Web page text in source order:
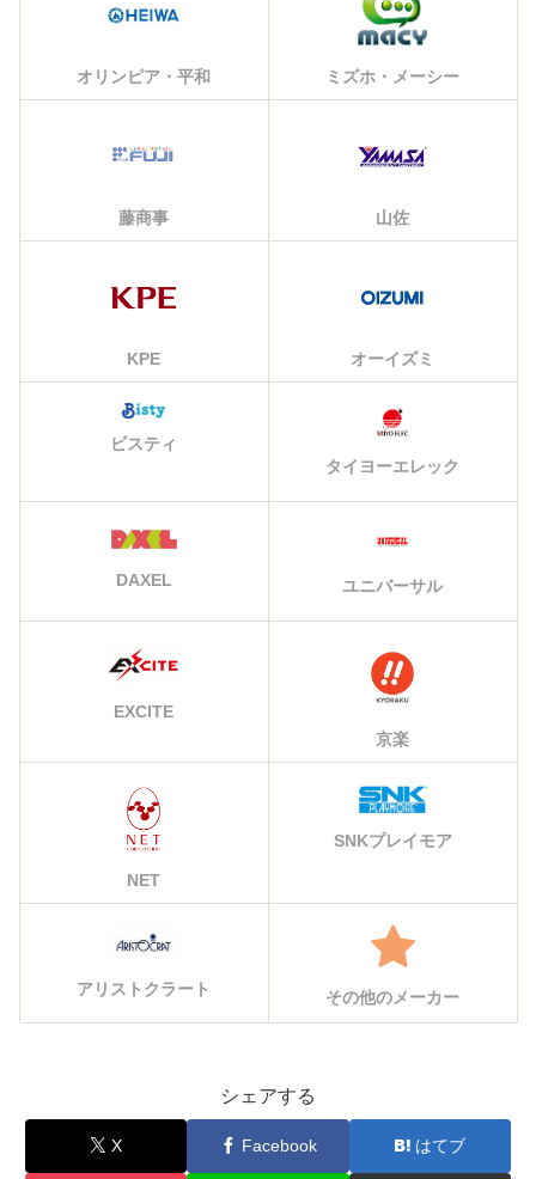
オリンピア・平和 ミズホ・メーシー
藤商事 山佐
KPE オーイズミ
ビスティ
タイヨーエレック
DAXEL ユニバーサル
EXCITE
京楽
NET
SNKプレイモア
アリストクラート その他のメーカー
シェアする
X Facebook はてブ